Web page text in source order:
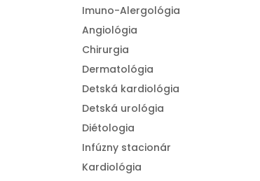
Imuno-Alergológia
Angiológia
Chirurgia
Dermatológia
Detská kardiológia
Detská urológia
Diétologia
Infúzny stacionár
Kardiológia